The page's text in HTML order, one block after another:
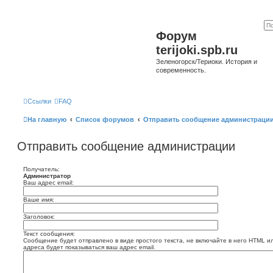
Форум
terijoki.spb.ru
Зеленогорск/Териоки. История и
современность.
Ссылки FAQ
На главную Список форумов Отправить сообщение
Отправить сообщение администрации
Получатель:
Администратор
Ваш адрес email:
Ваше имя:
Заголовок:
Текст сообщения:
Сообщение будет отправлено в виде простого текста, не включайте в него HTML
адреса будет показываться ваш адрес email.